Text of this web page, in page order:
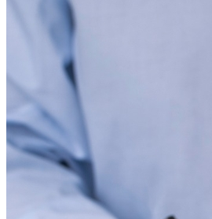
Fluminense